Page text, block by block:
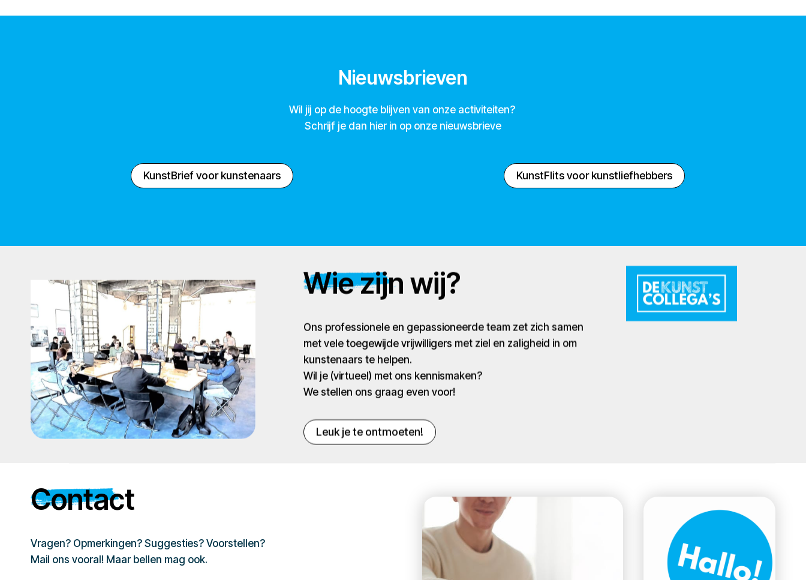
Nieuwsbrieven
Wil jij op de hoogte blijven van onze activiteiten?
Schrijf je dan hier in op onze nieuwsbrieve
KunstBrief voor kunstenaars KunstFlits voor kunstliefhebbers
Wie zijn wij?
Ons professionele en gepassioneerde team zet zich samen
met vele toegewijde vrijwilligers met ziel en zaligheid in om
kunstenaars te helpen.
Wil je (virtueel) met ons kennismaken?
We stellen ons graag even voor!
Leuk je te ontmoeten!
Contact
Vragen? Opmerkingen? Suggesties? Voorstellen?
Mail ons vooral! Maar bellen mag ook.